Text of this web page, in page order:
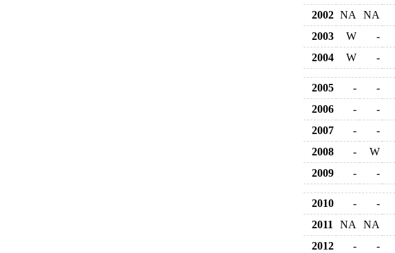
2002 NA NA
2003
W -
2004
W -
2005 - -
2006
- -
2007
- -
2008
- W
2009
- -
2010 - -
2011
NA NA
2012
- -